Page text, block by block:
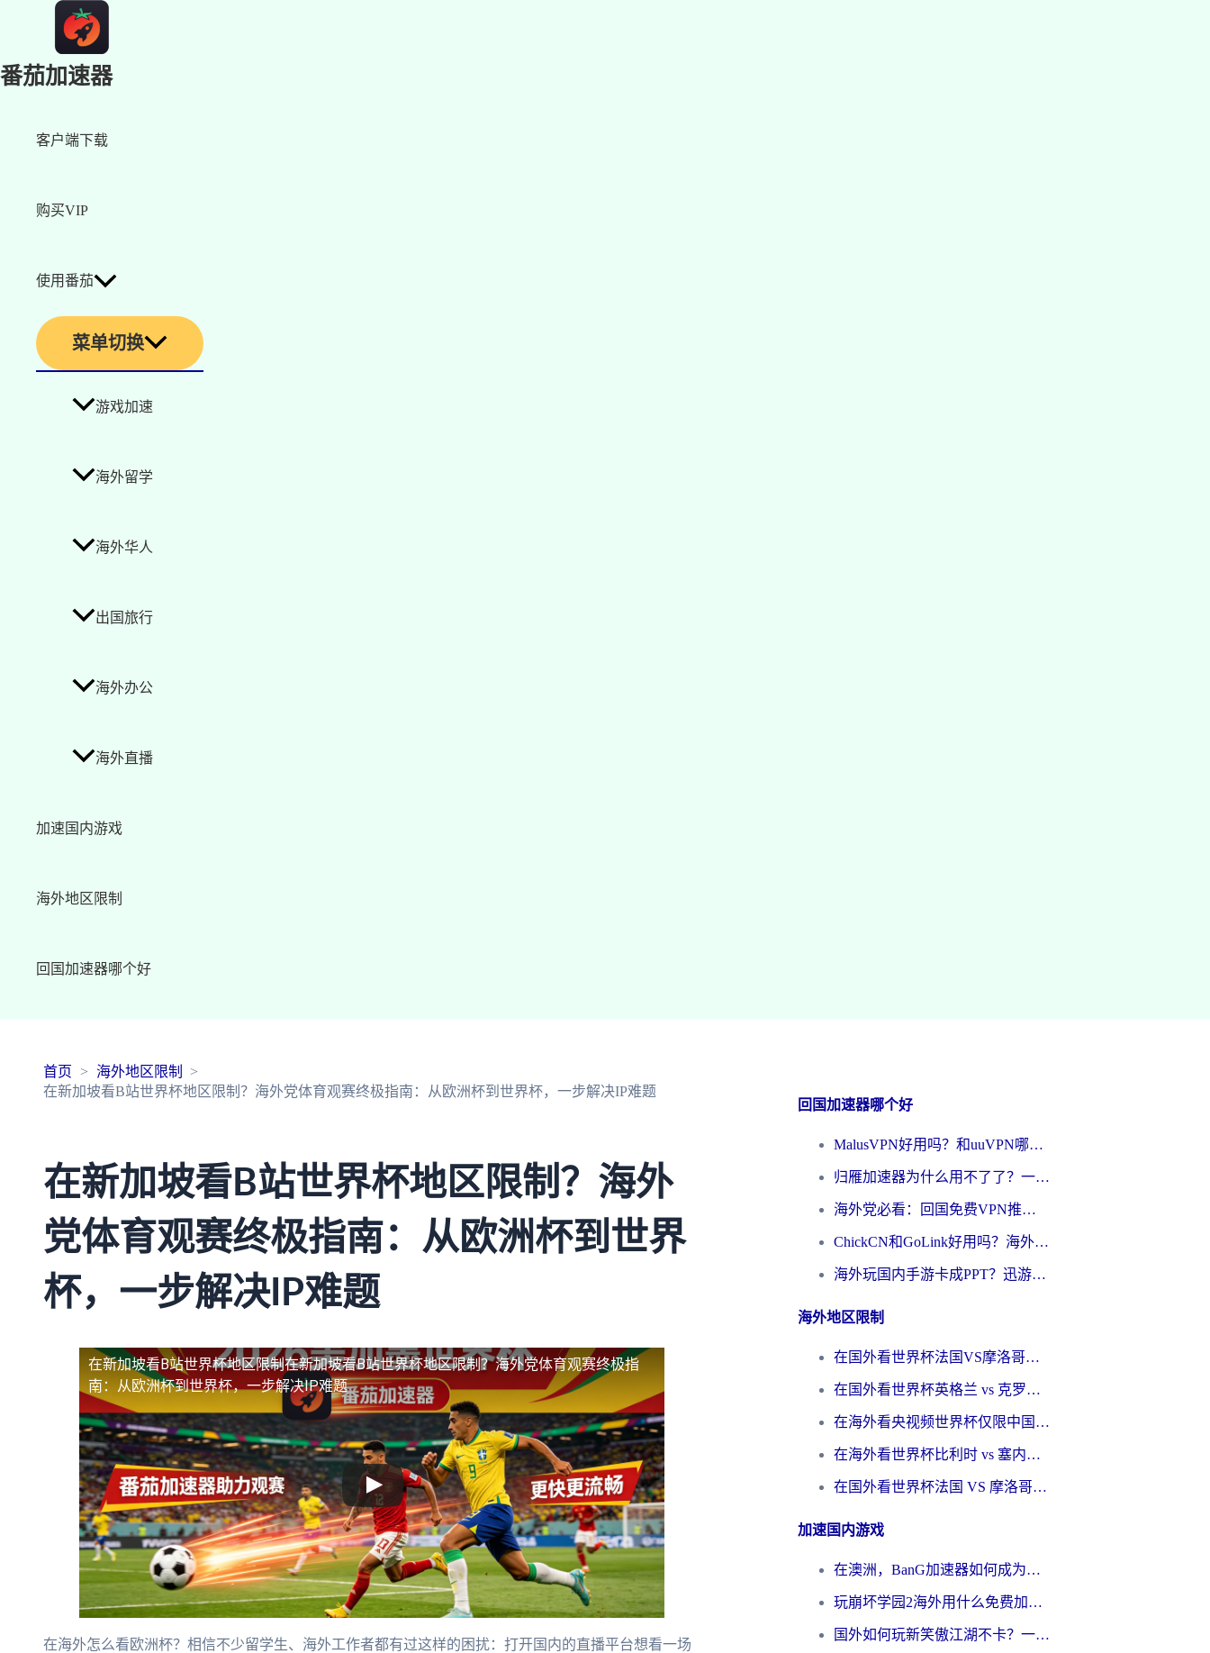
番茄加速器
客户端下载
购买VIP
使用番茄
菜单切换
游戏加速
海外留学
海外华人
出国旅行
海外办公
海外直播
加速国内游戏
海外地区限制
回国加速器哪个好
首页
海外地区限制
在新加坡看B站世界杯地区限制？海外党体育观赛终极指南：从欧洲杯到世界杯，一步解决IP难题
在新加坡看B站世界杯地区限制？海外
党体育观赛终极指南：从欧洲杯到世界
杯，一步解决IP难题
在新加坡看B站世界杯地区限制在新加坡看B站世界杯地区限制？海外党体育观赛终极指
南：从欧洲杯到世界杯，一步解决IP难题
在海外怎么看欧洲杯？相信不少留学生、海外工作者都有过这样的困扰：打开国内的直播平台想看一场
回国加速器哪个好
MalusVPN好用吗？和uuVPN哪个好？海外党无缝访问国内资源的真实对比与选择指南
归雁加速器为什么用不了了？一位海外游子的真实困惑与技术解答
海外党必看：回国免费VPN推荐？别踩坑！教你选对加速器无缝刷国内资源
ChickCN和GoLink好用吗？海外党如何选对回国加速器
海外玩国内手游卡成PPT？迅游和奇游手游哪个好？一篇讲透回国加速器怎么选
海外地区限制
在国外看世界杯法国VS摩洛哥地区限制？这篇指南让你流畅看中文解说无压力
在国外看世界杯英格兰 vs 克罗地亚当前地区不可播放？这篇指南帮你搞定所有海外观赛难题
在海外看央视频世界杯仅限中国大陆？这篇指南帮你解锁中文解说+无卡顿直播
在海外看世界杯比利时 vs 塞内加尔仅限中国大陆？我找到了最流畅的中文解说之路
在国外看世界杯法国 VS 摩洛哥仅限中国大陆？海外党这样看中文解说赛事不卡顿
加速国内游戏
在澳洲，BanG加速器如何成为你国服游戏的“时光机”？
玩崩坏学园2海外用什么免费加速器好？2026海外党亲测国服游戏加速指南
国外如何玩新笑傲江湖不卡？一份给海外游子的终极网络指南